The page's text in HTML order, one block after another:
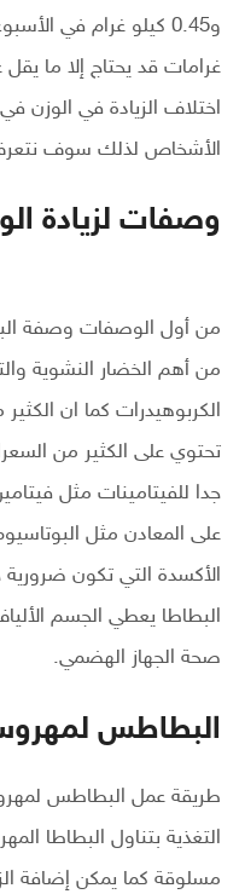
اختلاف الزيادة في الوزن
الأشخاص لذلك سوف نتعرف
وصفات لزيادة
من أول الوصفات وصفة
من أهم الخضار النشوية
الكربوهيدرات كما ان
تحتوي على الكثير من
جدا للفيتامينات مثل
على المعادن مثل
الأكسدة التي تكون ضرورية
البطاطا يعطي الجسم
صحة الجهاز الهضمي.
البطاطس
طريقة عمل البطاطس
التغذية بتناول البطاطا
مسلوقة كما يمكن إضافة